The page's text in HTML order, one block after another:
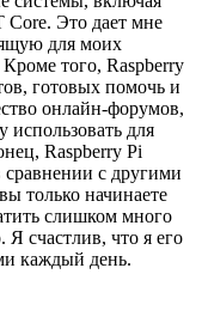
Core. Это дает мне
для моих
того, Raspberry
готовых помочь и
онлайн-форумов,
использовать для
Raspberry Pi
сравнении с другими
только начинаете
слишком много
счастлив, что я его
каждый день.